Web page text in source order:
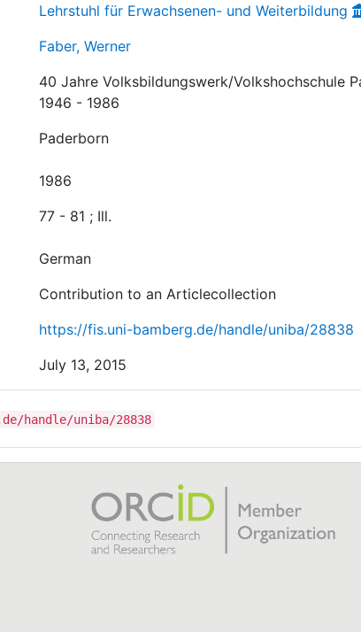
Lehrstuhl für Erwachsenen- und Weiterbildung
Faber, Werner
40 Jahre Volksbildungswerk/Volkshochschule
1946 - 1986
Paderborn
1986
77 - 81 ; Ill.
German
Contribution to an Articlecollection
https://fis.uni-bamberg.de/handle/uniba/28838
July 13, 2015
handle/uniba/28838